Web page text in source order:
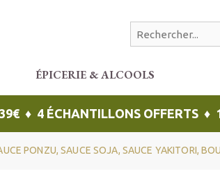
ÉPICERIE & ALCOOLS
♦ 4 ÉCHANTILLONS OFFERTS ♦
PONZU, SAUCE SOJA, SAUCE YAKITORI,